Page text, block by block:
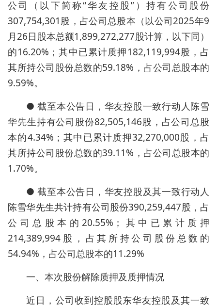
公司（以下简称“华友控股”）持有公司股份
307,754,301股，占公司总股本（以公司2025年9
月26日股本总额1,899,272,277股计算，以下同）
的16.20%；其中已累计质押182,119,994股，占
其所持公司股份总数的59.18%，占公司总股本的
9.59%。
● 截至本公告日，华友控股一致行动人陈雪
华先生持有公司股份82,505,146股，占公司总股
本的4.34%；其中已累计质押32,270,000股，占
其所持公司股份总数的39.11%，占公司总股本的
1.70%。
● 截至本公告日，华友控股及其一致行动人
陈雪华先生共计持有公司股份390,259,447股，占
公司总股本的20.55%；其中已累计质押
214,389,994股，占其所持公司股份总数的
54.94%，占公司总股本的11.29%
一、本次股份解除质押及质押情况
近日，公司收到控股股东华友控股及其一致